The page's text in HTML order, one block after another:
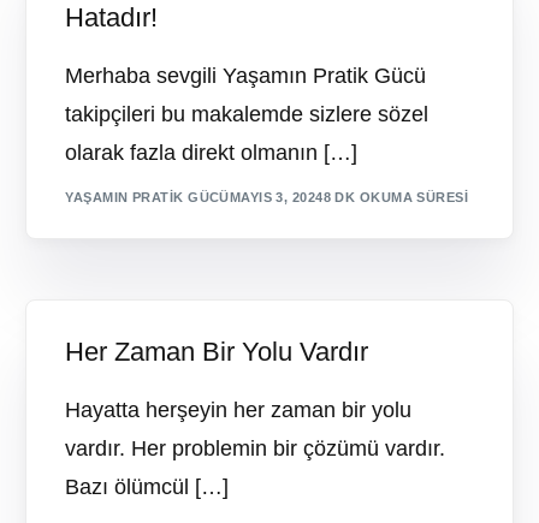
Hatadır!
Merhaba sevgili Yaşamın Pratik Gücü
takipçileri bu makalemde sizlere sözel
olarak fazla direkt olmanın […]
YAŞAMIN PRATIK GÜCÜMAYIS 3, 20248 DK OKUMA SÜRESI
Her Zaman Bir Yolu Vardır
Hayatta herşeyin her zaman bir yolu
vardır. Her problemin bir çözümü vardır.
Bazı ölümcül […]